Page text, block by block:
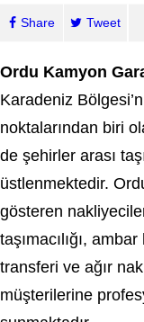
Share Tweet
Ordu Kamyon
Karadeniz
noktalarından biri
de şehirler arası
üstlenmektedir.
gösteren
taşımacılığı,
transferi ve ağır
müşterilerine